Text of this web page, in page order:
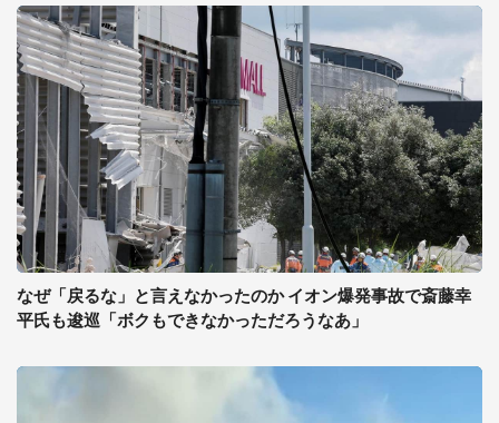
なぜ「戻るな」と言えなかったのか イオン爆発事故で斎藤幸
平氏も逡巡「ボクもできなかっただろうなあ」